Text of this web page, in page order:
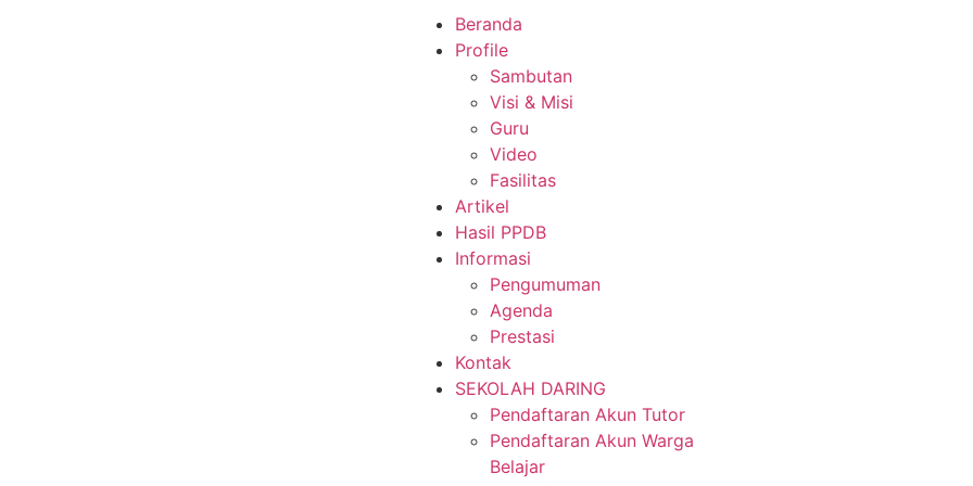
Beranda
Profile
Sambutan
Visi & Misi
Guru
Video
Fasilitas
Artikel
Hasil PPDB
Informasi
Pengumuman
Agenda
Prestasi
Kontak
SEKOLAH DARING
Pendaftaran Akun Tutor
Pendaftaran Akun Warga
Belajar